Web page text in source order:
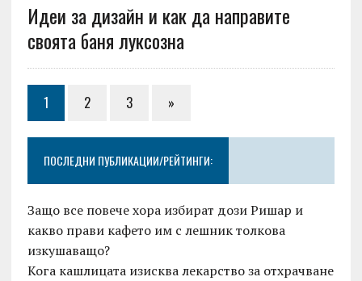
Идеи за дизайн и как да направите
своята баня луксозна
1 2 3 »
ПОСЛЕДНИ ПУБЛИКАЦИИ/РЕЙТИНГИ:
Защо все повече хора избират дози Ришар и
какво прави кафето им с лешник толкова
изкушаващо?
Кога кашлицата изисква лекарство за отхрачване